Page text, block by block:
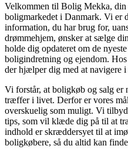
Velkommen til Bolig Mekka,
boligmarkedet i Danmark. Vi er
information, du har brug for,
drømmehjem, ønsker at sælge
holde dig opdateret om de
boligindretning og ejendom.
der hjælper dig med at navigere
Vi forstår, at boligkøb og salg er
træffer i livet. Derfor er vores
overskuelig som muligt. Vi
tips, som vil klæde dig på til at
indhold er skræddersyet til at
boligkøbere, så du altid kan